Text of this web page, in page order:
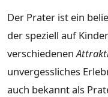
Der Prater ist ein
der speziell auf
verschiedenen
unvergessliches
auch bekannt als